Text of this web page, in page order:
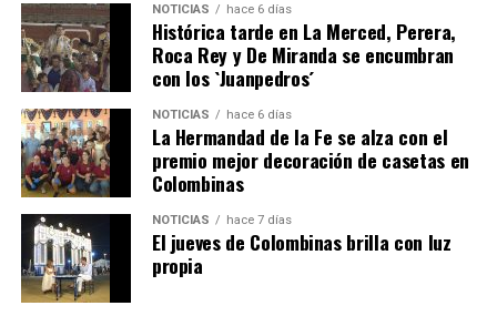
SEXTA CORRIDA DE LAS FIESTAS COLOMBINAS
2026
hace 3 días· Huelvatv
NOTICIAS hace 6 días
Histórica tarde en La Merced, Perera,
Roca Rey y De Miranda se encumbran
con los `Juanpedros´
NOTICIAS hace 6 días
La Hermandad de la Fe se alza con el
premio mejor decoración de casetas en
Colombinas
NOTICIAS hace 7 días
El jueves de Colombinas brilla con luz
propia